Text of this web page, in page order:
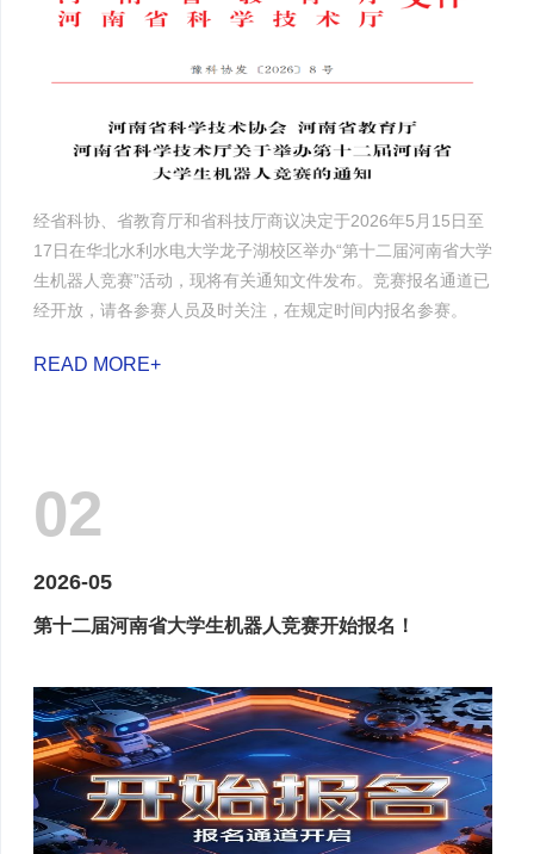
经省科协、省教育厅和省科技厅商议决定于2026年5月15日至
17日在华北水利水电大学龙子湖校区举办“第十二届河南省大学
生机器人竞赛”活动，现将有关通知文件发布。竞赛报名通道已
经开放，请各参赛人员及时关注，在规定时间内报名参赛。
READ MORE+
02
2026-05
第十二届河南省大学生机器人竞赛开始报名！